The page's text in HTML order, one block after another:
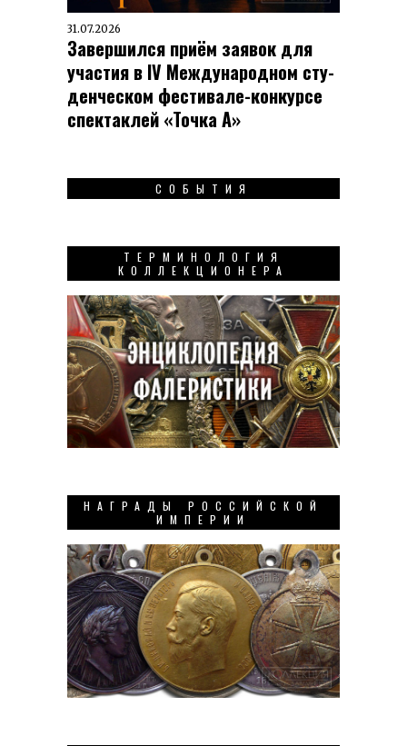
31.07.2026
Завершился приём заявок для
участия в IV Меж­ду­на­род­ном сту­
ден­чес­ком фес­ти­вале-кон­кур­се
спек­таклей «Точка А»
СОБЫТИЯ
ТЕРМИНОЛОГИЯ
КОЛЛЕКЦИОНЕРА
НАГРАДЫ РОССИЙСКОЙ
ИМПЕРИИ